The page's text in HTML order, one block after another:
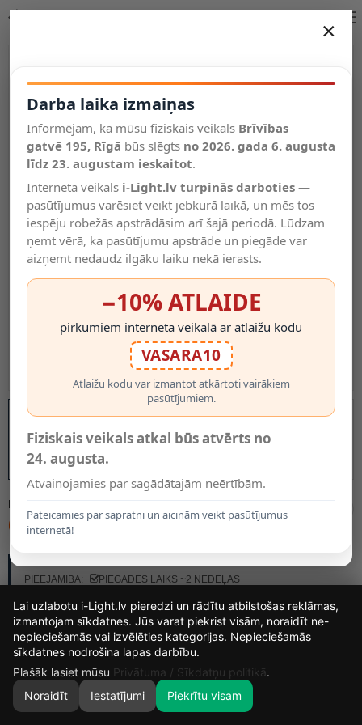
Salīdzināt
Vēlmju
saraksts
Valodas
0
MODELIS:
63.80€
PIEEJAMĪBA:
PIEGĀDES LAIKS ~2 NEDĒĻAS
×
Darba laika izmaiņas
Informējam, ka mūsu fiziskais veikals Brīvības
gatvē 195, Rīgā būs slēgts no 2026. gada 6. augusta
līdz 23. augustam ieskaitot.
Interneta veikals i-Light.lv turpinās darboties —
pasūtījumus varēsiet veikt jebkurā laikā, un mēs tos
iespēju robežās apstrādāsim arī šajā periodā. Lūdzam
ņemt vērā, ka pasūtījumu apstrāde un piegāde var
aizņemt nedaudz ilgāku laiku nekā ierasts.
−10% ATLAIDE
pirkumiem interneta veikalā ar atlaižu kodu
VASARA10
Atlaižu kodu var izmantot atkārtoti vairākiem
pasūtījumiem.
Fiziskais veikals atkal būs atvērts no
24. augusta.
Atvainojamies par sagādātajām neērtībām.
Pateicamies par sapratni un aicinām veikt pasūtījumus
internetā!
13
DIENAS
8
STUNDAS
42
MIN.
56
Lai uzlabotu i-Light.lv pieredzi un rādītu atbilstošas reklāmas,
izmantojam sīkdatnes. Jūs varat piekrist visām, noraidīt ne-
nepieciešamās vai izvēlēties kategorijas. Nepieciešamās
sīkdatnes nodrošina lapas darbību.
Plašāk lasiet mūsu Privātuma / Sīkdatņu politikā.
Noraidīt
Iestatījumi Piekrītu visam